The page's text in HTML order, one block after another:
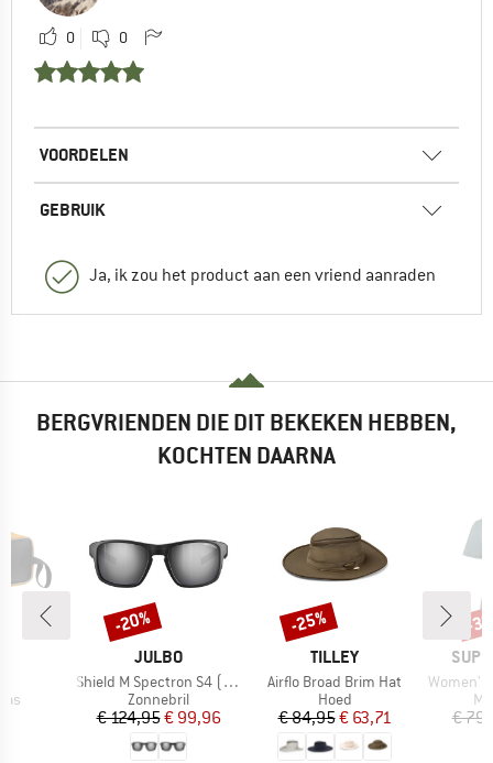
0 0
VOORDELEN
GEBRUIK
Ja, ik zou het product aan een vriend aanraden
BERGVRIENDEN DIE DIT BEKEKEN HEBBEN,
KOCHTEN DAARNA
MERK
JULBO
Artikel
Shield M Spectron S4 (VLT 5%)
Productgroep
Zonnebril
Prijs
€ 124,95Verlaagde prijs
€ 99,96
Korting
-20%
MERK
TILLEY
Artikel
Airflo Broad Brim Hat
Productgroep
Hoed
Prijs
€ 84,95Verlaagde prijs
€ 63,71
Korting
-25%
MERK
Artikel
Women's
€
-